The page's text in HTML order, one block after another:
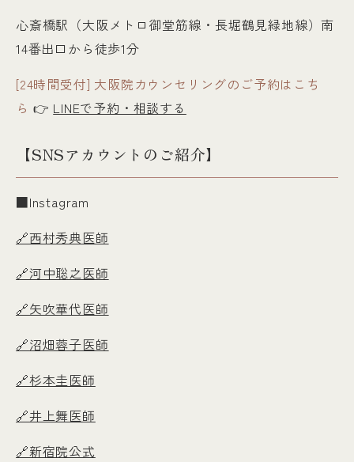
心斎橋駅（大阪メトロ御堂筋線・長堀鶴見緑地線）南
14番出口から徒歩1分
[24時間受付] 大阪院カウンセリングのご予約はこち
ら 👉 LINEで予約・相談する
【SNSアカウントのご紹介】
■Instagram
🔗西村秀典医師
🔗河中聡之医師
🔗矢吹華代医師
🔗沼畑蓉子医師
🔗杉本圭医師
🔗井上舞医師
🔗新宿院公式